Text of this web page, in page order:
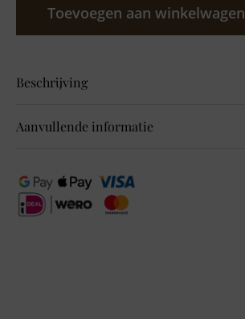
Toevoegen aan winkelwagen
Beschrijving
Sleeveless Top Twisted Neckline
Aanvullende informatie
8721017237532, 8721017244295,
8721017244301, 8721017244318,